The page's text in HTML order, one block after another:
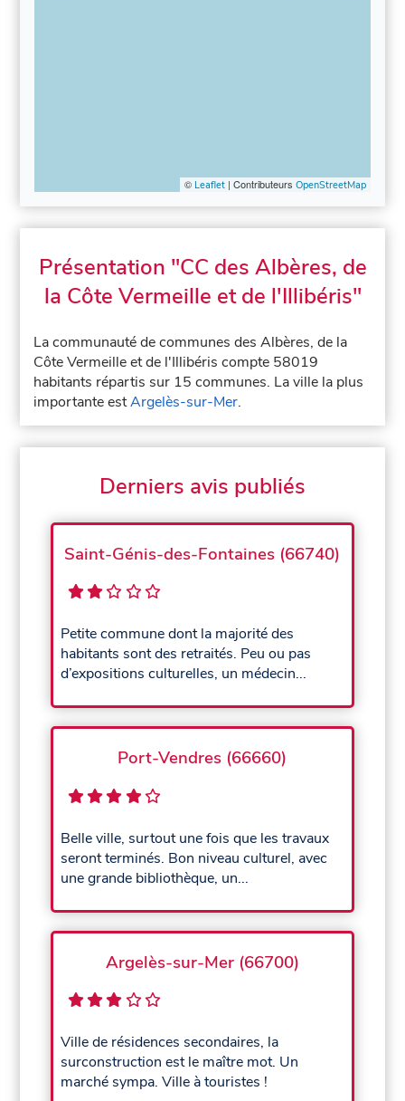
© Leaflet| Contributeurs OpenStreetMap
Présentation "CC des Albères, de
la Côte Vermeille et de l'Illibéris"
La communauté de communes des Albères, de la
Côte Vermeille et de l'Illibéris compte 58019
habitants répartis sur 15 communes. La ville la plus
importante estArgelès-sur-Mer.
Derniers avis publiés
Saint-Génis-des-Fontaines (66740)
Petite commune dont la majorité des
habitants sont des retraités. Peu ou pas
d’expositions culturelles, un médecin...
Port-Vendres (66660)
Belle ville, surtout une fois que les travaux
seront terminés. Bon niveau culturel, avec
une grande bibliothèque, un...
Argelès-sur-Mer (66700)
Ville de résidences secondaires, la
surconstruction est le maître mot. Un
marché sympa. Ville à touristes !